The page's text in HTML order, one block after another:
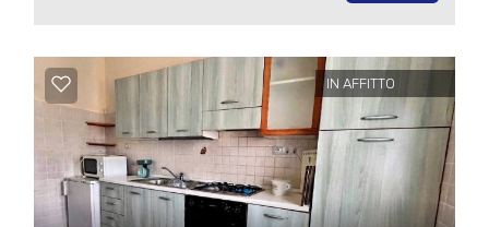
IN AFFITTO
4
5+